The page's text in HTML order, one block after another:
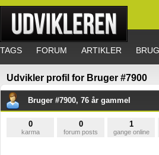
TAGS FORUM ARTIKLER
Udvikler profil for Bruger #7900
Bruger #7900, 76 år gammel
0
karma
0
forum posts
1
gange online